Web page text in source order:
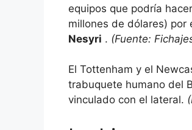
equipos que podría
millones de dólares) por
Nesyri . (Fuente:
El Tottenham y el
trabuquete humano del
vinculado con el lateral.